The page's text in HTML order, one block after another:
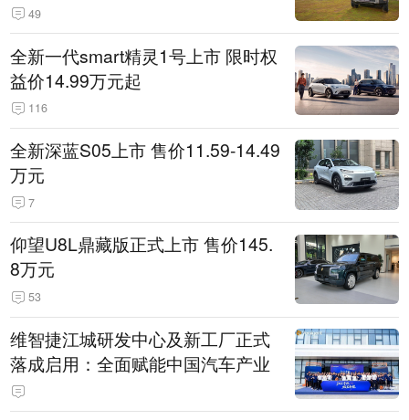
49
全新一代smart精灵1号上市 限时权
益价14.99万元起
116
全新深蓝S05上市 售价11.59-14.49
万元
7
仰望U8L鼎藏版正式上市 售价145.
8万元
53
维智捷江城研发中心及新工厂正式
落成启用：全面赋能中国汽车产业